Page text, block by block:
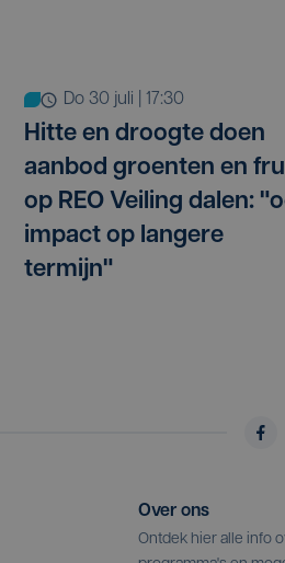
do 30 juli | 17:30
Hitte en droogte doen
aanbod groenten en
op REO Veiling dalen:
impact op langere
termijn"
Over ons
Ontdek hier alle info